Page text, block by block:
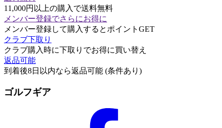
11,000円以上の購入で送料無料
メンバー登録でさらにお得に
メンバー登録して購入するとポイントGET
クラブ下取り
クラブ購入時に下取りでお得に買い替え
返品可能
到着後8日以内なら返品可能 (条件あり)
ゴルフギア